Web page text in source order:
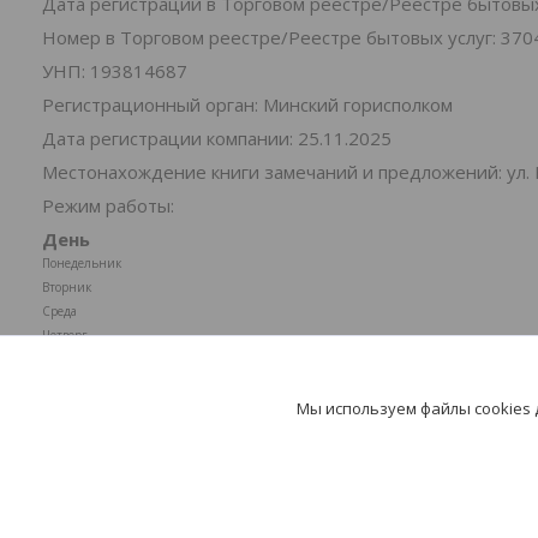
Номер в Торговом реестре/Реестре бытовых услуг:
УНП: 193814687
Регистрационный орган: Минский горисполком
Дата регистрации компании: 25.11.2025
Местонахождение книги замечаний и предложений: ул.
Режим работы:
День
Понедельник
Вторник
Среда
Четверг
Мы используем файлы cookies